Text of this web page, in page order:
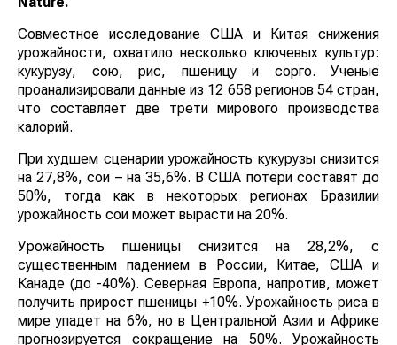
Совместное исследование США и Китая снижения
урожайности, охватило несколько ключевых культур:
кукурузу, сою, рис, пшеницу и сорго. Ученые
проанализировали данные из 12 658 регионов 54
стран, что составляет две трети мирового
производства калорий.
При худшем сценарии урожайность кукурузы снизится
на 27,8%, сои – на 35,6%. В США потери составят до
50%, тогда как в некоторых регионах Бразилии
урожайность сои может вырасти на 20%.
Урожайность пшеницы снизится на 28,2%, с
существенным падением в России, Китае, США и
Канаде (до -40%). Северная Европа, напротив, может
получить прирост пшеницы +10%. Урожайность риса в
мире упадет на 6%, но в Центральной Азии и Африке
прогнозируется сокращение на 50%. Урожайность